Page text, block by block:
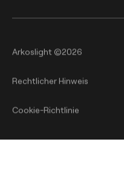
Arkoslight ©2026
Rechtlicher Hinweis
Cookie-Richtlinie